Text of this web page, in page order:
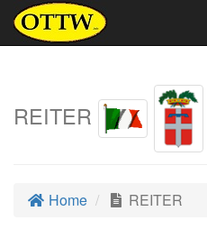
REITER
Home REITER